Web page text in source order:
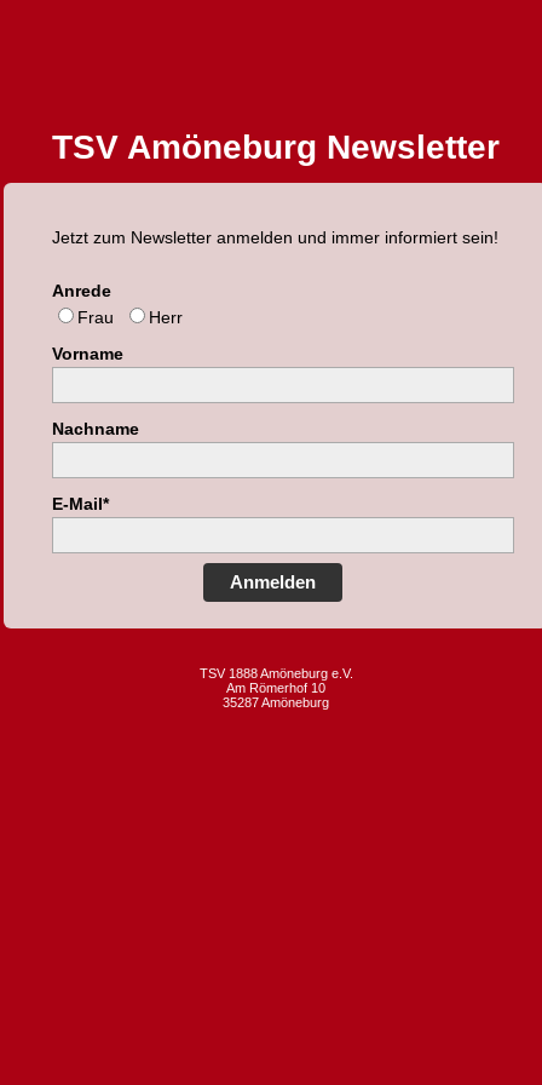
TSV Amöneburg Newsletter
Jetzt zum Newsletter anmelden und immer informiert sein!
Anrede
Frau
Herr
Vorname
Nachname
E-Mail*
Anmelden
TSV 1888 Amöneburg e.V.
Am Römerhof 10
35287 Amöneburg